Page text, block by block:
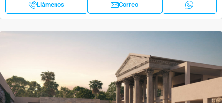
Llámenos Correo